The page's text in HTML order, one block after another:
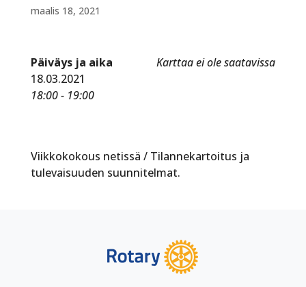
maalis 18, 2021
Karttaa ei ole saatavissa
Päiväys ja aika
18.03.2021
18:00 - 19:00
Viikkokokous netissä / Tilannekartoitus ja
tulevaisuuden suunnitelmat.